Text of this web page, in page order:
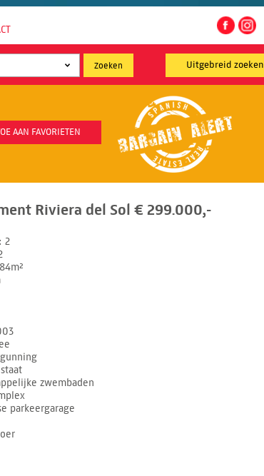
Uitgebreid zoeken
AAN FAVORIETEN
Riviera del Sol € 299.000,-
2
84m²
zwembaden
parkeergarage